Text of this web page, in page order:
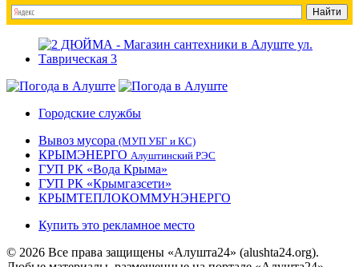
Городские службы
Вывоз мусора (МУП УБГ и КС)
КРЫМЭНЕРГО Алуштинский РЭС
ГУП РК «Вода Крыма»
ГУП РК «Крымгазсети»
КРЫМТЕПЛОКОММУНЭНЕРГО
Купить это рекламное место
© 2026 Все права защищены «Алушта24» (alushta24.org).